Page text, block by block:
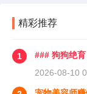
精彩推荐
1
### 狗狗绝
2026-08-10